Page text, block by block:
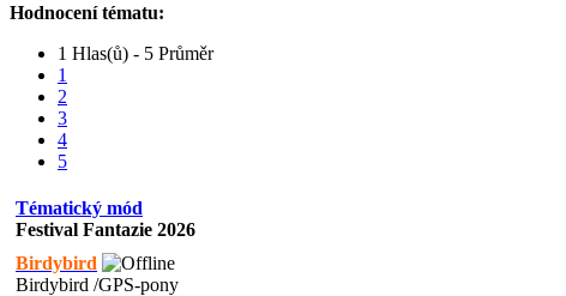
Hodnocení tématu:
1 Hlas(ů) - 5 Průměr
1
2
3
4
5
Tématický mód
Festival Fantazie 2026
Birdybird
Birdybird /GPS-pony